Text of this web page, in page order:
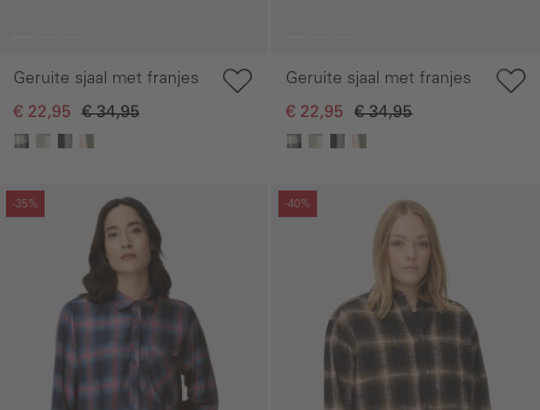
Geruite sjaal met franjes
€ 22,95 € 34,95
Geruite sjaal met franjes
€ 22,95 € 34,95
-35%
overslaan
-40%
Galerie overslaan